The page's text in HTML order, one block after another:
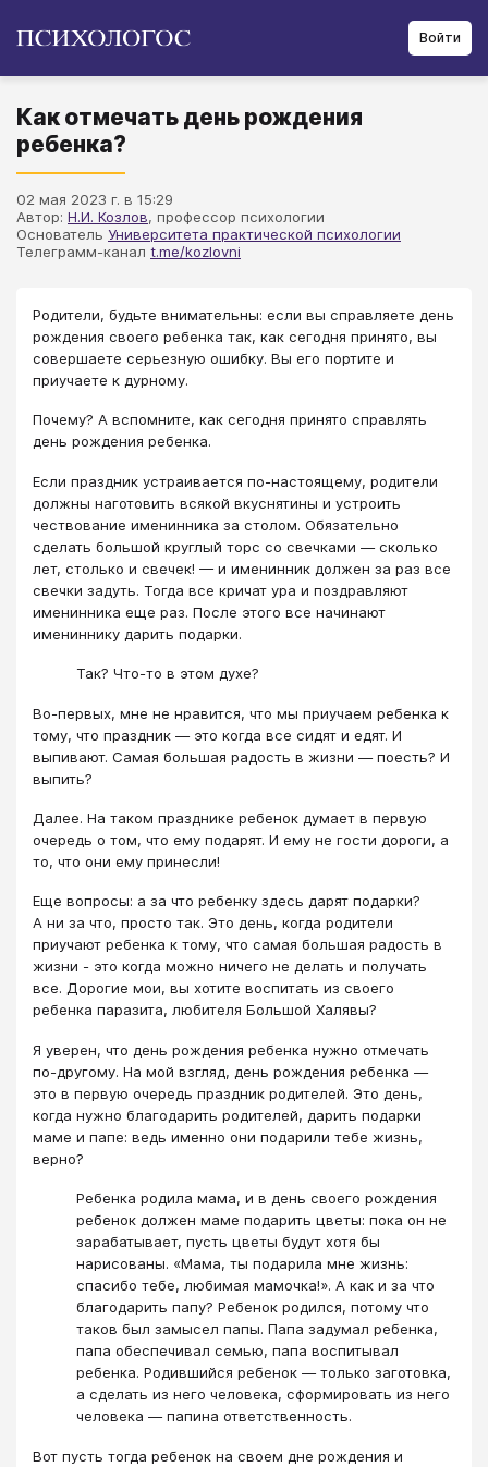
Войти
Как отмечать день рождения
ребенка?
02 мая 2023 г. в 15:29
Автор: Н.И. Козлов, профессор психологии
Основатель Университета практической психологии
Телеграмм-канал t.me/kozlovni
Родители, будьте внимательны: если вы справляете день
рождения своего ребенка так, как сегодня принято, вы
совершаете серьезную ошибку. Вы его портите и
приучаете к дурному.
Почему? А вспомните, как сегодня принято справлять
день рождения ребенка.
Если праздник устраивается по-настоящему, родители
должны наготовить всякой вкуснятины и устроить
чествование именинника за столом. Обязательно
сделать большой круглый торс со свечками — сколько
лет, столько и свечек! — и именинник должен за раз все
свечки задуть. Тогда все кричат ура и поздравляют
именинника еще раз. После этого все начинают
имениннику дарить подарки.
Так? Что-то в этом духе?
Во-первых, мне не нравится, что мы приучаем ребенка к
тому, что праздник — это когда все сидят и едят. И
выпивают. Самая большая радость в жизни — поесть? И
выпить?
Далее. На таком празднике ребенок думает в первую
очередь о том, что ему подарят. И ему не гости дороги, а
то, что они ему принесли!
Еще вопросы: а за что ребенку здесь дарят подарки?
А ни за что, просто так. Это день, когда родители
приучают ребенка к тому, что самая большая радость в
жизни - это когда можно ничего не делать и получать
все. Дорогие мои, вы хотите воспитать из своего
ребенка паразита, любителя Большой Халявы?
Я уверен, что день рождения ребенка нужно отмечать
по-другому. На мой взгляд, день рождения ребенка —
это в первую очередь праздник родителей. Это день,
когда нужно благодарить родителей, дарить подарки
маме и папе: ведь именно они подарили тебе жизнь,
верно?
Ребенка родила мама, и в день своего рождения
ребенок должен маме подарить цветы: пока он не
зарабатывает, пусть цветы будут хотя бы
нарисованы. «Мама, ты подарила мне жизнь:
спасибо тебе, любимая мамочка!». А как и за что
благодарить папу? Ребенок родился, потому что
таков был замысел папы. Папа задумал ребенка,
папа обеспечивал семью, папа воспитывал
ребенка. Родившийся ребенок — только заготовка,
а сделать из него человека, сформировать из него
человека — папина ответственность.
Вот пусть тогда ребенок на своем дне рождения и